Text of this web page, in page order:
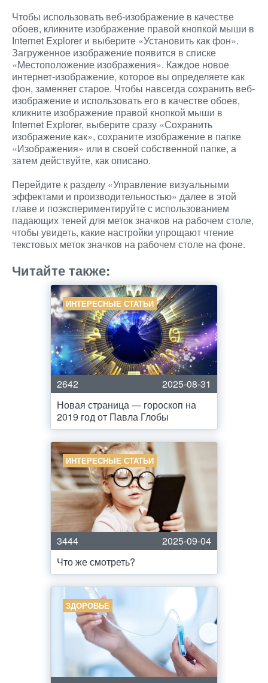
Чтобы использовать веб-изображение в качестве
обоев, кликните изображение правой кнопкой мыши в
Internet Explorer и выберите «Установить как фон».
Загруженное изображение появится в списке
«Местоположение изображения». Каждое новое
интернет-изображение, которое вы определяете как
фон, заменяет старое. Чтобы навсегда сохранить веб-
изображение и использовать его в качестве обоев,
кликните изображение правой кнопкой мыши в
Internet Explorer, выберите сразу «Сохранить
изображение как», сохраните изображение в папке
«Изображения» или в своей собственной папке, а
затем действуйте, как описано.
Перейдите к разделу «Управление визуальными
эффектами и производительностью» далее в этой
главе и поэкспериментируйте с использованием
падающих теней для меток значков на рабочем столе,
чтобы увидеть, какие настройки упрощают чтение
текстовых меток значков на рабочем столе на фоне.
Читайте также:
ИНТЕРЕСНЫЕ СТАТЬИ
2642
2025-08-31
Новая страница — гороскоп на
2019 год от Павла Глобы
ИНТЕРЕСНЫЕ СТАТЬИ
3444
2025-09-04
Что же смотреть?
ЗДОРОВЬЕ